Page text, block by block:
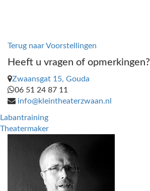
Terug naar Voorstellingen
Heeft u vragen of opmerkingen?
Zwaansgat 15, Gouda
06 51 24 87 11
info@kleintheaterzwaan.nl
Labantraining
Theatermaker